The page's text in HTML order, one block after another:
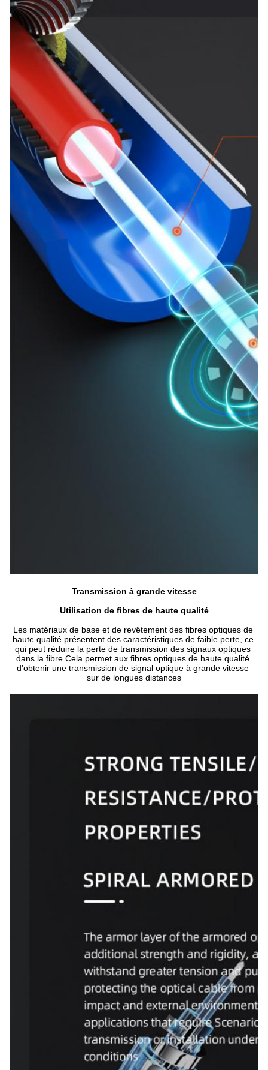
Transmission à grande vitesse
Utilisation de fibres de haute qualité
Les matériaux de base et de revêtement des fibres optiques de
haute qualité présentent des caractéristiques de faible perte, ce
qui peut réduire la perte de transmission des signaux optiques
dans la fibre.Cela permet aux fibres optiques de haute qualité
d'obtenir une transmission de signal optique à grande vitesse
sur de longues distances